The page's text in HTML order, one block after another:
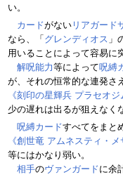
い。
カードがない リアガード
なら、「 グレンディオス 」
用いることによって容易に
解呪能力等によって呪縛
が、それの恒常的な連発さ
《刻印の星輝兵 プラセオジ
少の遅れは出るが狙えなく
呪縛カードすべてをまと
《創世竜 アムネスティ・メ
等にはかなり弱い。
相手のヴァンガードに余